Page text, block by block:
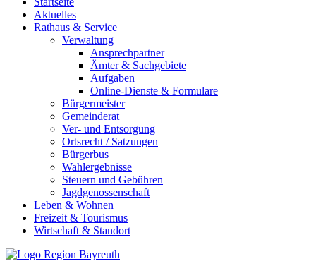
Aktuelles
Rathaus & Service
Verwaltung
Ansprechpartner
Ämter & Sachgebiete
Aufgaben
Online-Dienste & Formulare
Bürgermeister
Gemeinderat
Ver- und Entsorgung
Ortsrecht / Satzungen
Bürgerbus
Wahlergebnisse
Steuern und Gebühren
Jagdgenossenschaft
Leben & Wohnen
Freizeit & Tourismus
Wirtschaft & Standort